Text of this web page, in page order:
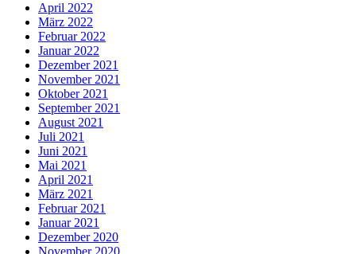
April 2022
März 2022
Februar 2022
Januar 2022
Dezember 2021
November 2021
Oktober 2021
September 2021
August 2021
Juli 2021
Juni 2021
Mai 2021
April 2021
März 2021
Februar 2021
Januar 2021
Dezember 2020
November 2020